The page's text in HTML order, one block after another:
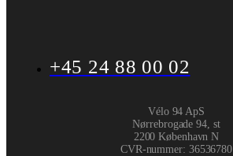
+45 24 88 00 02
Vélo 94 ApS
Nørrebrogade 94, st
2200 København N
CVR-nummer: 36536780